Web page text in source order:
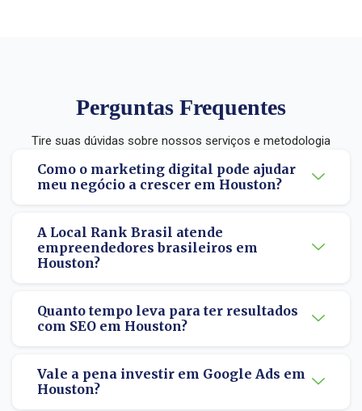
Perguntas Frequentes
Tire suas dúvidas sobre nossos serviços e metodologia
Como o marketing digital pode ajudar
meu negócio a crescer em Houston?
A Local Rank Brasil atende
empreendedores brasileiros em
Houston?
Quanto tempo leva para ter resultados
com SEO em Houston?
Vale a pena investir em Google Ads em
Houston?